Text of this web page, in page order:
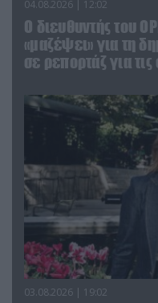
04.08.2026 | 12:02
O διευθυντής του
«μαζέψει» για τη
σε ρεπορτάζ για
03.08.2026 | 19:02